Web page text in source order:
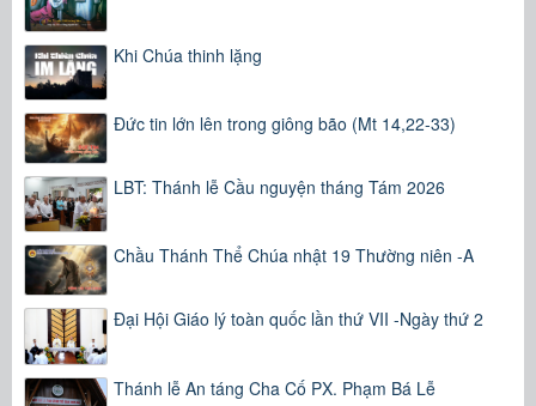
Khi Chúa thinh lặng
Đức tin lớn lên trong giông bão (Mt 14,22-33)
LBT: Thánh lễ Cầu nguyện tháng Tám 2026
Chầu Thánh Thể Chúa nhật 19 Thường niên -A
Đại Hội Giáo lý toàn quốc lần thứ VII -Ngày thứ 2
Thánh lễ An táng Cha Cố PX. Phạm Bá Lễ